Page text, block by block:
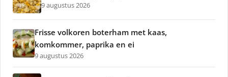
9 augustus 2026
Frisse volkoren boterham met kaas,
komkommer, paprika en ei
9 augustus 2026